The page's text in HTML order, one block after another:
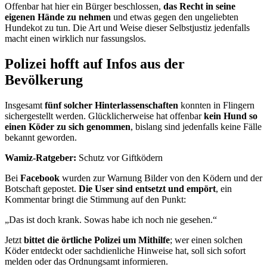
Offenbar hat hier ein Bürger beschlossen, das Recht in seine
eigenen Hände zu nehmen und etwas gegen den ungeliebten
Hundekot zu tun. Die Art und Weise dieser Selbstjustiz jedenfalls
macht einen wirklich nur fassungslos.
Polizei hofft auf Infos aus der
Bevölkerung
Insgesamt fünf solcher Hinterlassenschaften konnten in Flingern
sichergestellt werden. Glücklicherweise hat offenbarkein Hund so
einen Köder zu sich genommen, bislang sind jedenfalls keine Fälle
bekannt geworden.
Wamiz-Ratgeber: Schutz vor Giftködern
Bei Facebook wurden zur Warnung Bilder von den Ködern und der
Botschaft gepostet. Die User sind entsetzt und empört, ein
Kommentar bringt die Stimmung auf den Punkt:
„Das ist doch krank. Sowas habe ich noch nie gesehen.“
Jetzt bittet die örtliche Polizei um Mithilfe; wer einen solchen
Köder entdeckt oder sachdienliche Hinweise hat, soll sich sofort
melden oder das Ordnungsamt informieren.